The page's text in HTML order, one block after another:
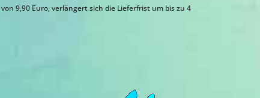
9,90 Euro, verlängert sich die Lieferfrist um bis zu 4